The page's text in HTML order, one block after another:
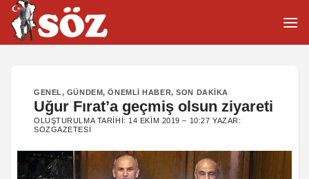
İçeriğe
atla
GENEL, GÜNDEM,ÖNEMLI HABER,SON DAKIKA
Uğur Fırat’a geçmiş olsun ziyareti
OLUŞTURULMA TARIHI: 14 EKIM 2019 – 10:27 YAZAR:
SOZGAZETESI